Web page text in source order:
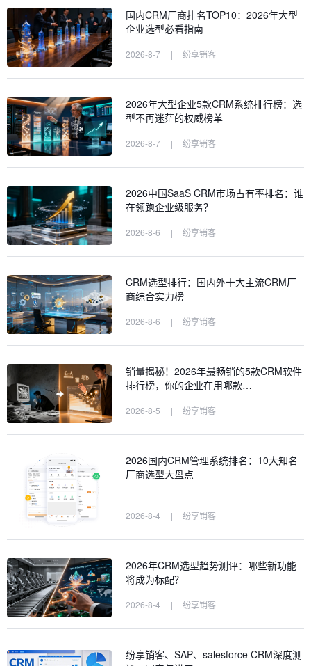
国内CRM厂商排名TOP10：2026年大型
企业选型必看指南
2026-8-7 | 纷享销客
2026年大型企业5款CRM系统排行榜：选
型不再迷茫的权威榜单
2026-8-7 | 纷享销客
2026中国SaaS CRM市场占有率排名：谁
在领跑企业级服务？
2026-8-6 | 纷享销客
CRM选型排行：国内外十大主流CRM厂
商综合实力榜
2026-8-6 | 纷享销客
销量揭秘！2026年最畅销的5款CRM软件
排行榜，你的企业在用哪款…
2026-8-5 | 纷享销客
2026国内CRM管理系统排名：10大知名
厂商选型大盘点
2026-8-4 | 纷享销客
2026年CRM选型趋势测评：哪些新功能
将成为标配？
2026-8-4 | 纷享销客
纷享销客、SAP、salesforce CRM深度测